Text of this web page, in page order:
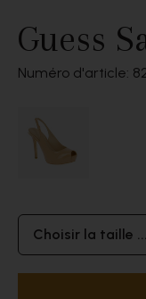
Guess
Numéro d'article:
Choisir la taille ...